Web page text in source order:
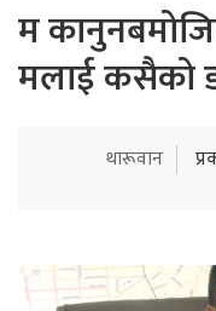
म
मलाई कसैको
थारूवान